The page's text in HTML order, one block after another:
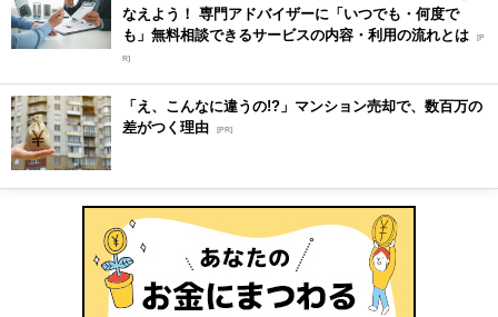
なえよう！ 専門アドバイザーに「いつでも・何度で
も」無料相談できるサービスの内容・利用の流れとは [P
R]
「え、こんなに違うの!?」マンション売却で、数百万の
差がつく理由 [PR]